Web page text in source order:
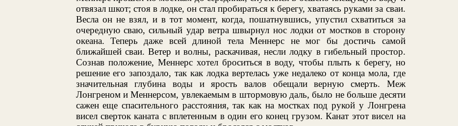
отвязал шкот; стоя в лодке, он стал пробираться к берегу, хватаясь руками за сваи.
Весла он не взял, и в тот момент, когда, пошатнувшись, упустил схватиться за
очередную сваю, сильный удар ветра швырнул нос лодки от мостков в сторону
океана. Теперь даже всей длиной тела Меннерс не мог бы достичь самой
ближайшей сваи. Ветер и волны, раскачивая, несли лодку в гибельный простор.
Сознав положение, Меннерс хотел броситься в воду, чтобы плыть к берегу, но
решение его запоздало, так как лодка вертелась уже недалеко от конца мола, где
значительная глубина воды и ярость валов обещали верную смерть. Меж
Лонгреном и Меннерсом, увлекаемым в штормовую даль, было не больше десяти
сажен еще спасительного расстояния, так как на мостках под рукой у Лонгрена
висел сверток каната с вплетенным в один его конец грузом. Канат этот висел на